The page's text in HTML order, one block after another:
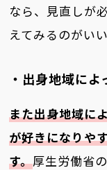
なら、見直しが
えてみるのがい
・出身地域に
また出身地域に
が好きになりや
す。厚生労働省